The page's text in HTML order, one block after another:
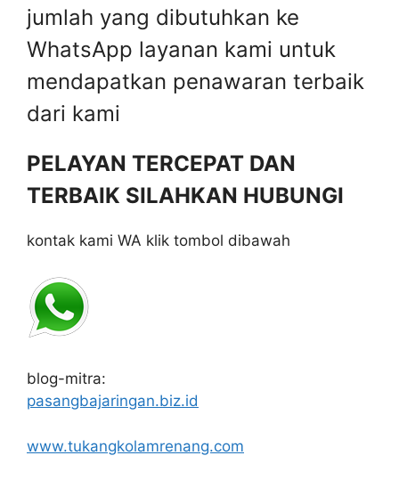
jumlah yang dibutuhkan ke
WhatsApp layanan kami untuk
mendapatkan penawaran terbaik
dari kami
PELAYAN TERCEPAT DAN
TERBAIK SILAHKAN HUBUNGI
kontak kami WA klik tombol dibawah
blog-mitra:
pasangbajaringan.biz.id
www.tukangkolamrenang.com